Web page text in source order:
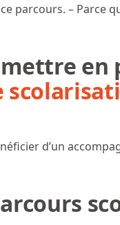
parcours. – Parce
en
d’un